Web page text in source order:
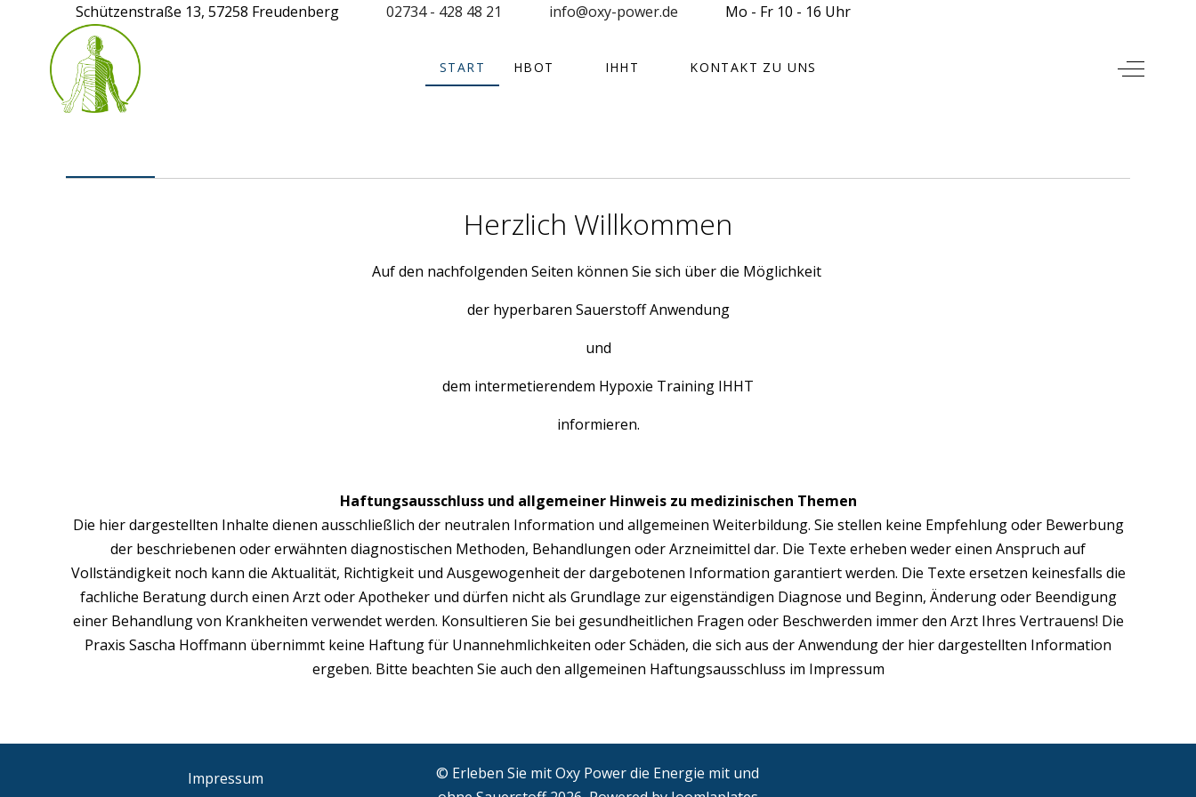
Schützenstraße 13, 57258 Freudenberg 02734 - 428 48 21 info@oxy-power.de Mo - Fr 10 - 16 Uhr
START HBOT IHHT KONTAKT ZU UNS Off-
Herzlich Willkommen
Auf den nachfolgenden Seiten können Sie sich über die Möglichkeit
der hyperbaren Sauerstoff Anwendung
und
dem intermetierendem Hypoxie Training IHHT
informieren.
Haftungsausschluss und allgemeiner Hinweis zu medizinischen Themen
Die hier dargestellten Inhalte dienen ausschließlich der neutralen Information und allgemeinen Weiterbildung. Sie stellen keine Empfehlung oder Bewerbung
der beschriebenen oder erwähnten diagnostischen Methoden, Behandlungen oder Arzneimittel dar. Die Texte erheben weder einen Anspruch auf
Vollständigkeit noch kann die Aktualität, Richtigkeit und Ausgewogenheit der dargebotenen Information garantiert werden. Die Texte ersetzen keinesfalls die
fachliche Beratung durch einen Arzt oder Apotheker und dürfen nicht als Grundlage zur eigenständigen Diagnose und Beginn, Änderung oder Beendigung
einer Behandlung von Krankheiten verwendet werden. Konsultieren Sie bei gesundheitlichen Fragen oder Beschwerden immer den Arzt Ihres Vertrauens! Die
Praxis Sascha Hoffmann übernimmt keine Haftung für Unannehmlichkeiten oder Schäden, die sich aus der Anwendung der hier dargestellten Information
ergeben. Bitte beachten Sie auch den allgemeinen Haftungsausschluss im Impressum
Impressum
© Erleben Sie mit Oxy Power die Energie mit und